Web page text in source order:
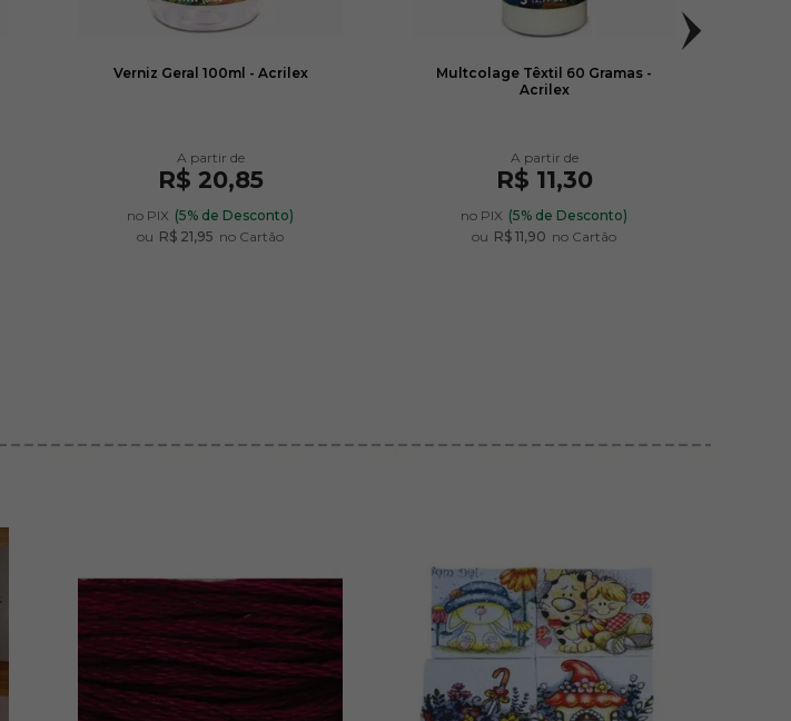
Verniz Geral 100ml - Acrilex
R$ 20,85
no PIX (5% de Desconto)
ou R$ 21,95 no Cartão
Multcolage Têxtil 60 Gramas -
Acrilex
R$ 11,30
no PIX (5% de Desconto)
ou R$ 11,90 no Cartão